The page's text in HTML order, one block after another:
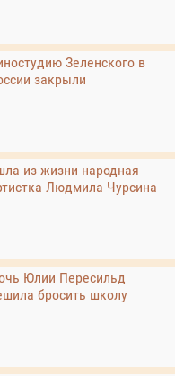
Зеленского в
закрыли
из жизни народная
Людмила Чурсина
Юлии Пересильд
бросить школу